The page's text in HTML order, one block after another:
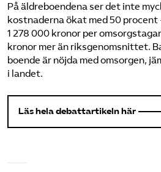
På äldreboendena ser det inte
kostnaderna ökat med 50 procent
1 278 000 kronor per
kronor mer än riksgenomsnittet.
boende är nöjda med omsorgen,
i landet.
Läs hela debattartikeln här